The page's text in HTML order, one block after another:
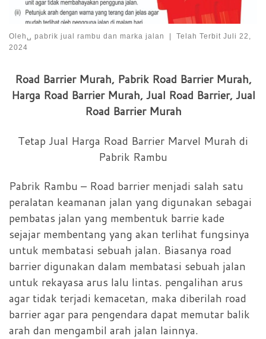
Oleh␣ pabrik jual rambu dan marka jalan Telah Terbit Juli 22,
2024
Road Barrier Murah, Pabrik Road Barrier Murah,
Harga Road Barrier Murah, Jual Road Barrier, Jual
Road Barrier Murah
Tetap Jual Harga Road Barrier Marvel Murah di
Pabrik Rambu
Pabrik Rambu – Road barrier menjadi salah satu
peralatan keamanan jalan yang digunakan sebagai
pembatas jalan yang membentuk barrie kade
sejajar membentang yang akan terlihat fungsinya
untuk membatasi sebuah jalan. Biasanya road
barrier digunakan dalam membatasi sebuah jalan
untuk rekayasa arus lalu lintas. pengalihan arus
agar tidak terjadi kemacetan, maka diberilah road
barrier agar para pengendara dapat memutar balik
arah dan mengambil arah jalan lainnya.